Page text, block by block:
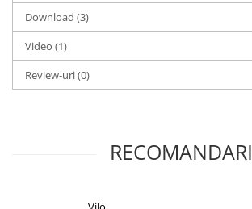
Download (3)
Video (1)
Review-uri(0)
RECOMANDARI